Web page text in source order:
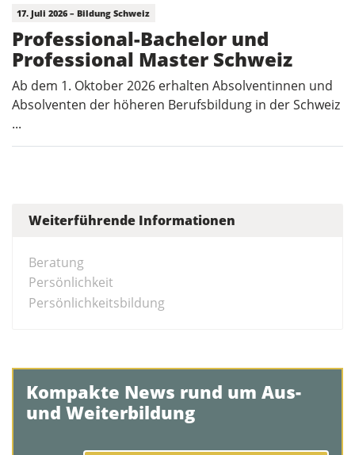
17. Juli 2026 – Bildung Schweiz
Professional-Bachelor und
Professional Master Schweiz
Ab dem 1. Oktober 2026 erhalten Absolventinnen und
Absolventen der höheren Berufsbildung in der Schweiz
...
Weiterführende Informationen
Beratung
Persönlichkeit
Persönlichkeitsbildung
Kompakte News rund um Aus-
und Weiterbildung